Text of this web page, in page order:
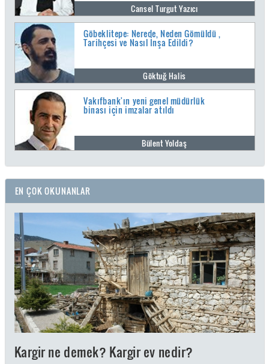
Cansel Turgut Yazıcı
Göbeklitepe: Nerede, Neden Gömüldü ,
Tarihçesi ve Nasıl İnşa Edildi?
Göktuğ Halis
Vakıfbank'ın yeni genel müdürlük
binası için imzalar atıldı
Bülent Yoldaş
EN ÇOK OKUNANLAR
Kargir ne demek? Kargir ev nedir?